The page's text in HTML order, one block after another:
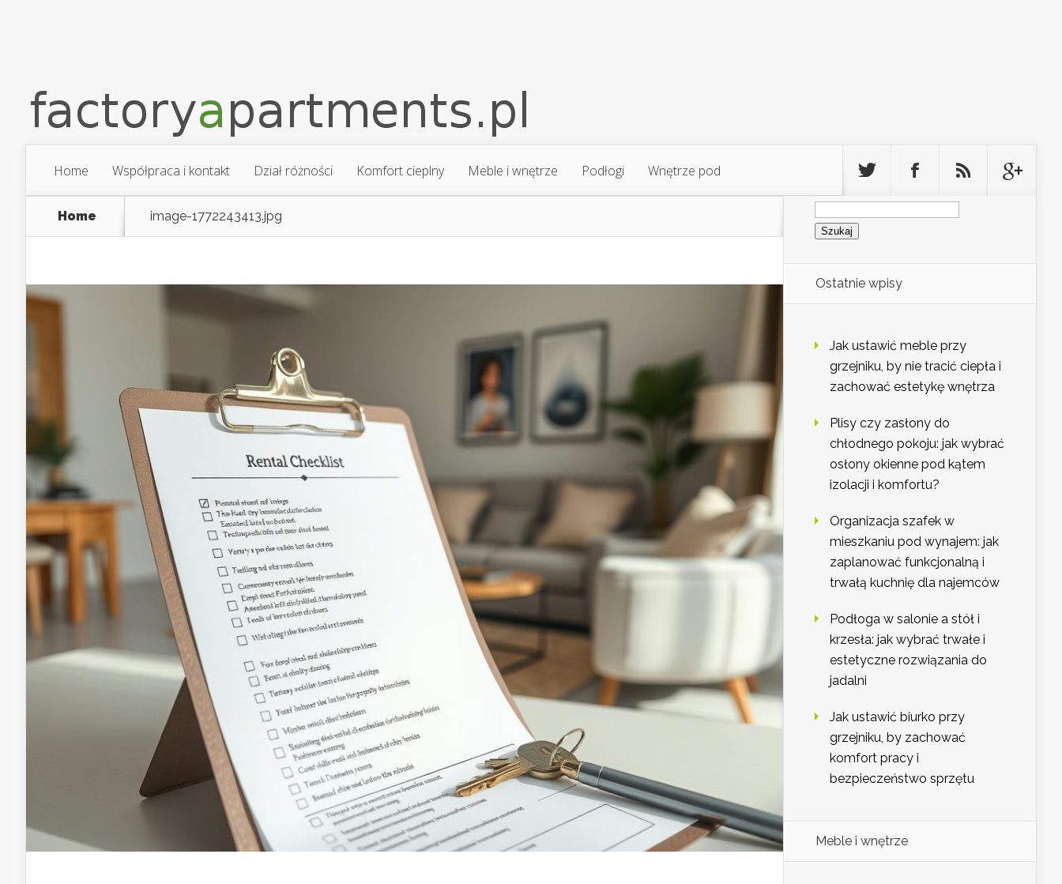
Home Współpraca i kontakt Dział różności Komfort cieplny Meble i wnętrze Podłogi Wnętrze pod
Home image-1772243413.jpg
Szukaj:
Ostatnie wpisy
Jak ustawić meble przy
grzejniku, by nie tracić ciepła i
zachować estetykę wnętrza
Plisy czy zasłony do
chłodnego pokoju: jak wybrać
osłony okienne pod kątem
izolacji i komfortu?
Organizacja szafek w
mieszkaniu pod wynajem: jak
zaplanować funkcjonalną i
trwałą kuchnię dla najemców
Podłoga w salonie a stół i
krzesła: jak wybrać trwałe i
estetyczne rozwiązania do
jadalni
Jak ustawić biurko przy
grzejniku, by zachować
komfort pracy i
bezpieczeństwo sprzętu
Meble i wnętrze